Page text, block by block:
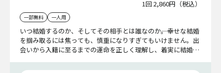
1回 2,860円（税込）
一部無料 一人用
いつ結婚するのか、そしてその相手とは誰なのか――。幸せな結婚
を掴み取るには焦っても、慎重になりすぎてもいけません。出
会いから入籍に至るまでの運命を正しく理解し、着実に結婚を